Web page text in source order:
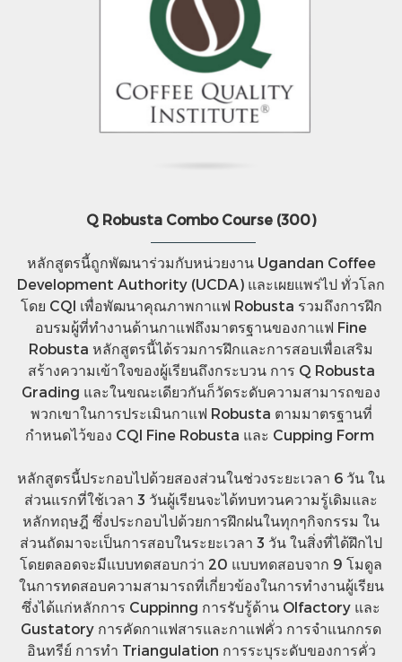
Q Robusta Combo Course (300)
หลักสูตรนี้ถูกพัฒนาร่วมกับหน่วยงาน Ugandan Coffee
Development Authority (UCDA) และเผยแพร่ไป ทั่วโลก
โดย CQI เพื่อพัฒนาคุณภาพกาแฟ Robusta รวมถึงการฝึก
อบรมผู้ที่ทำงานด้านกาแฟถึงมาตรฐานของกาแฟ Fine
Robusta หลักสูตรนี้ได้รวมการฝึกและการสอบเพื่อเสริม
สร้างความเข้าใจของผู้เรียนถึงกระบวน การ Q Robusta
Grading และในขณะเดียวกันก็วัดระดับความสามารถของ
พวกเขาในการประเมินกาแฟ Robusta ตามมาตรฐานที่
กำหนดไว้ของ CQI Fine Robusta และ Cupping Form
หลักสูตรนี้ประกอบไปด้วยสองส่วนในช่วงระยะเวลา 6 วัน ใน
ส่วนแรกที่ใช้เวลา 3 วันผู้เรียนจะได้ทบทวนความรู้เดิมและ
หลักทฤษฎี ซึ่งประกอบไปด้วยการฝึกฝนในทุกๆกิจกรรม ใน
ส่วนถัดมาจะเป็นการสอบในระยะเวลา 3 วัน ในสิ่งที่ได้ฝึกไป
โดยตลอดจะมีแบบทดสอบกว่า 20 แบบทดสอบจาก 9 โมดูล
ในการทดสอบความสามารถที่เกี่ยวข้องในการทำงานผู้เรียน
ซึ่งได้แก่หลักการ Cuppinng การรับรู้ด้าน Olfactory และ
Gustatory การคัดกาแฟสารและกาแฟคั่ว การจำแนกกรด
อินทรีย์ การทำ Triangulation การระบุระดับของการคั่ว